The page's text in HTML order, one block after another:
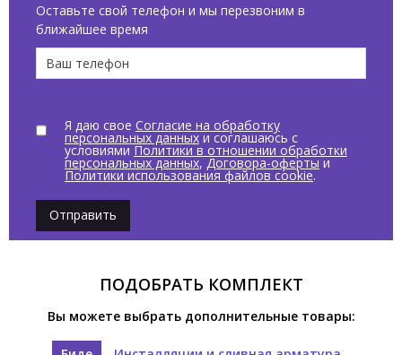
Оставьте свой телефон и мы перезвоним в
ближайшее время
Я даю свое Согласие на обработку
персональных данныхи соглашаюсь с
условиямиПолитики в отношении обработки
персональных данных,Договора-офертыи
Политики использования файлов cookie.
Отправить
ПОДОБРАТЬ КОМПЛЕКТ
Вы можете выбрать дополнительные товары: